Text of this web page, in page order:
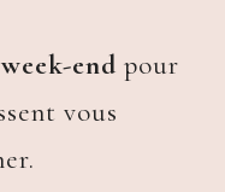
end pour
vous